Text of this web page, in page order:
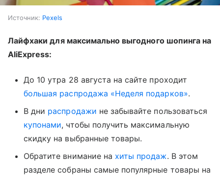
Источник: Pexels
Лайфхаки для максимально выгодного шопинга на
AliExpress:
До 10 утра 28 августа на сайте проходит
большая распродажа «Неделя подарков».
В дни распродажи не забывайте пользоваться
купонами, чтобы получить максимальную
скидку на выбранные товары.
Обратите внимание на хиты продаж. В этом
разделе собраны самые популярные товары на